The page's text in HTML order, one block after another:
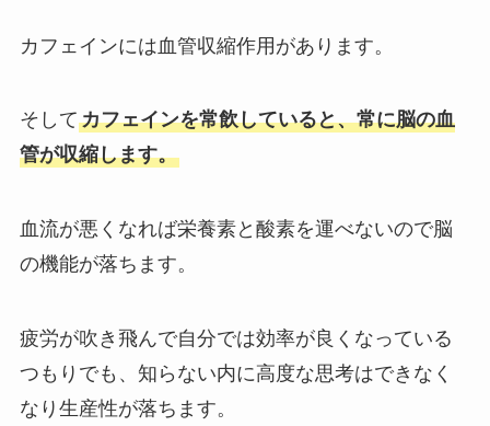
カフェインには血管収縮作用があります。
そしてカフェインを常飲していると、常に脳の血
管が収縮します。
血流が悪くなれば栄養素と酸素を運べないので脳
の機能が落ちます。
疲労が吹き飛んで自分では効率が良くなっている
つもりでも、知らない内に高度な思考はできなく
なり生産性が落ちます。